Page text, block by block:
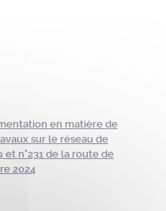
en matière de
sur le réseau de
n°231 de la route de
2024